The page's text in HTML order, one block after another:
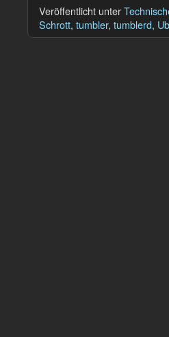
Veröffentlicht unter
Schrott, tumbler, tumblerd,